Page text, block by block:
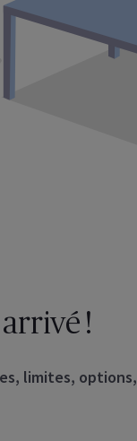
!
limites, options,